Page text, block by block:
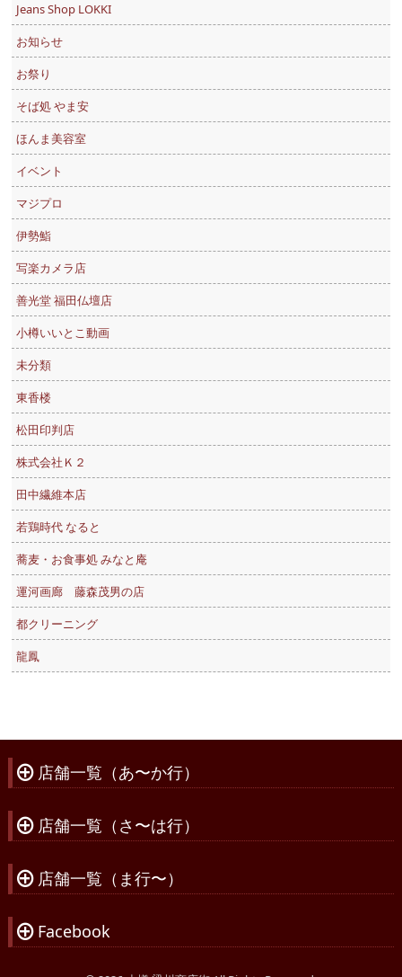
Jeans Shop LOKKI
お知らせ
お祭り
そば処 やま安
ほんま美容室
イベント
マジプロ
伊勢鮨
写楽カメラ店
善光堂 福田仏壇店
小樽いいとこ動画
未分類
東香楼
松田印判店
株式会社Ｋ２
田中繊維本店
若鶏時代 なると
蕎麦・お食事処 みなと庵
運河画廊 藤森茂男の店
都クリーニング
龍鳳
À 店舗一覧（あ〜か行）
À 店舗一覧（さ〜は行）
À 店舗一覧（ま行〜）
À Facebook